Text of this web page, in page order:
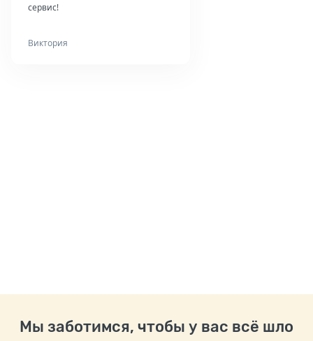
сервис!
Виктория
Мы заботимся, чтобы у вас всё шло